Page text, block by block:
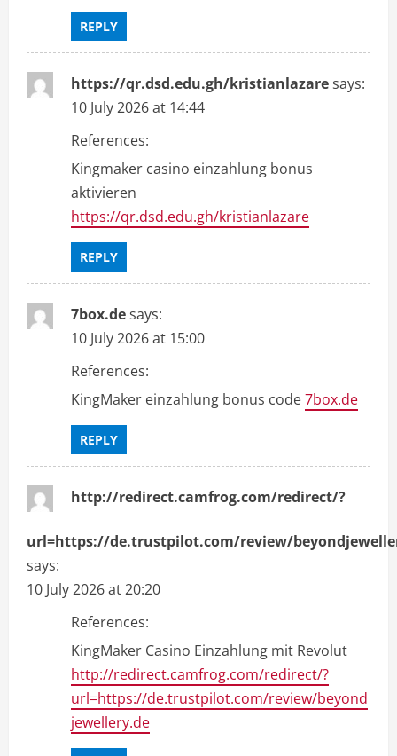
REPLY
https://qr.dsd.edu.gh/kristianlazaresays:
10 July 2026 at 14:44
References:
Kingmaker casino einzahlung bonus
aktivieren
https://qr.dsd.edu.gh/kristianlazare
REPLY
7box.desays:
10 July 2026 at 15:00
References:
KingMaker einzahlung bonus code7box.de
REPLY
http://redirect.camfrog.com/redirect/?
url=https://de.trustpilot.com/review/
says:
10 July 2026 at 20:20
References:
KingMaker Casino Einzahlung mit Revolut
http://redirect.camfrog.com/redirect/?
url=https://de.trustpilot.com/review/beyond
jewellery.de